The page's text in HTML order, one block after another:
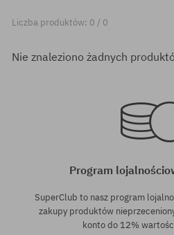
Liczba produktów: 0 / 0
Nie znaleziono żadnych
Program
SuperClub to nasz program
zakupy produktów
konto do 12%